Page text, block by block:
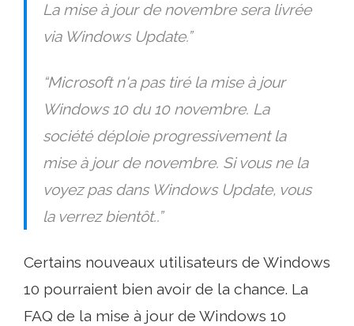
La mise à jour de novembre sera livrée
via Windows Update.”
“Microsoft n'a pas tiré la mise à jour
Windows 10 du 10 novembre. La
société déploie progressivement la
mise à jour de novembre. Si vous ne la
voyez pas dans Windows Update, vous
la verrez bientôt..”
Certains nouveaux utilisateurs de Windows
10 pourraient bien avoir de la chance. La
FAQ de la mise à jour de Windows 10